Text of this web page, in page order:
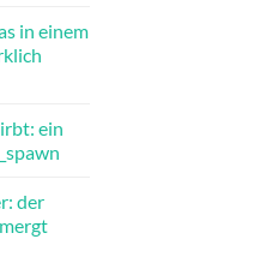
in einem
ein
der